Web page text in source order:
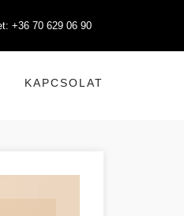
+36 70 629 06 90
KAPCSOLAT